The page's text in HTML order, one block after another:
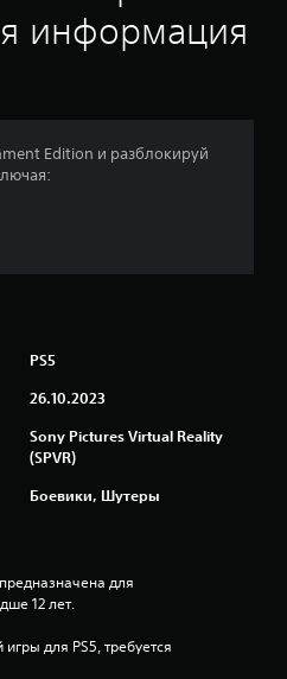
информация
Edition и разблокируй
PS5
26.10.2023
Sony Pictures Virtual Reality
(SPVR)
Боевики, Шутеры
для
12 лет.
для PS5, требуется